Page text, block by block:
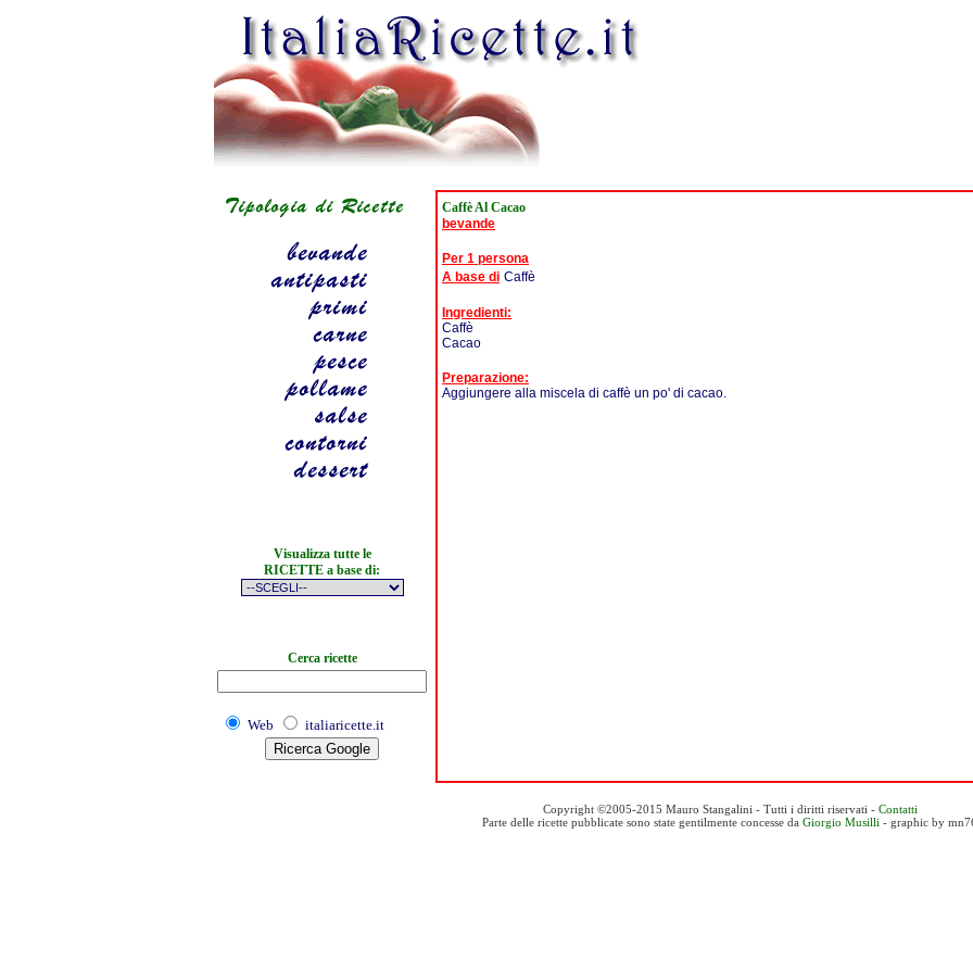
Visualizza tutte le
RICETTE a base di:
Cerca ricette
Web italiaricette.it
Caffè Al Cacao
bevande
Per 1 persona
A base di Caffè
Ingredienti:
Caffè
Cacao
Preparazione:
Aggiungere alla miscela di caffè un po' di cacao.
Copyright ©2005-2015 Mauro Stangalini - Tutti i diritti riservati - Contatti
Parte delle ricette pubblicate sono state gentilmente concesse da Giorgio Musilli - graphic by